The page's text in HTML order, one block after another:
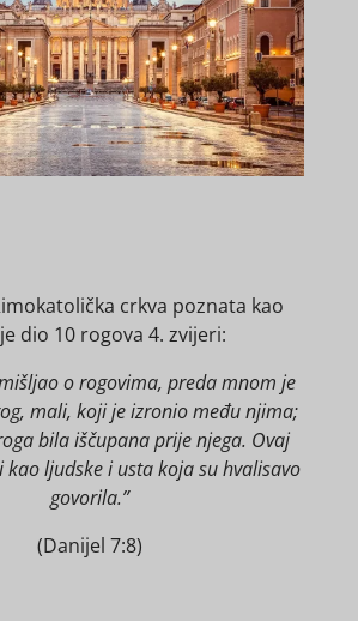
crkva poznata kao
dio 10 rogova 4. zvijeri:
o rogovima, preda mnom je
mali, koji je izronio među njima;
bila iščupana prije njega. Ovaj
kao ljudske i usta koja su hvalisavo
govorila.”
(Danijel 7:8)